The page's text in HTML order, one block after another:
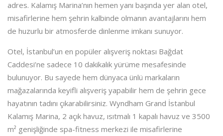
adres. Kalamış Marina’nın hemen yanı başında yer alan otel,
misafirlerine hem şehrin kalbinde olmanın avantajlarını hem
de huzurlu bir atmosferde dinlenme imkanı sunuyor.
Otel, İstanbul’un en popüler alışveriş noktası Bağdat
Caddesi’ne sadece 10 dakikalık yürüme mesafesinde
bulunuyor. Bu sayede hem dünyaca ünlü markaların
mağazalarında keyifli alışveriş yapabilir hem de şehrin gece
hayatının tadını çıkarabilirsiniz. Wyndham Grand İstanbul
Kalamış Marina, 2 açık havuz, ısıtmalı 1 kapalı havuz ve 3500
m² genişliğinde spa-fitness merkezi ile misafirlerine